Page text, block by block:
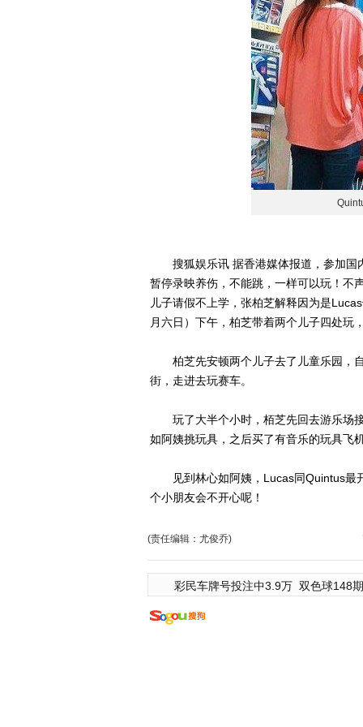
搜狐娱乐讯 据香港媒体报道，参加国
暂停录映养伤，不能跳，一样可以玩！不
儿子请假不上学，张柏芝解释因为是
月六日）下午，柏芝带着两个儿子四处玩
柏芝先安顿两个儿子去了儿童乐园，自
街，走进去玩赛车。
玩了大半个小时，栢芝先回去游乐场接
如阿姨挑玩具，之后买了有音乐的玩具飞
见到林心如阿姨，Lucas同Quintus最
个小朋友会不开心呢！
(责任编辑：尤俊乔)
彩民车牌号投注中3.9万 双色球148